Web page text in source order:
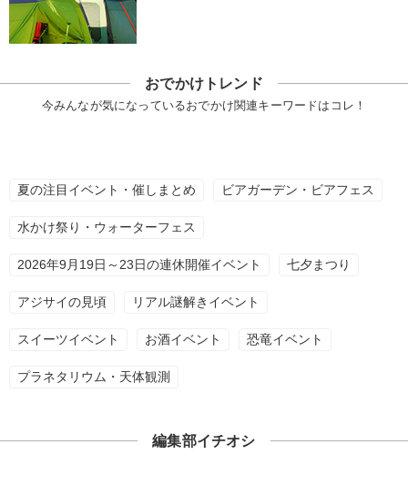
おでかけトレンド
今みんなが気になっているおでかけ関連キーワードはコレ！
夏の注目イベント・催しまとめ ビアガーデン・ビアフェス
水かけ祭り・ウォーターフェス
2026年9月19日～23日の連休開催イベント 七夕まつり
アジサイの見頃 リアル謎解きイベント
スイーツイベント お酒イベント 恐竜イベント
プラネタリウム・天体観測
編集部イチオシ